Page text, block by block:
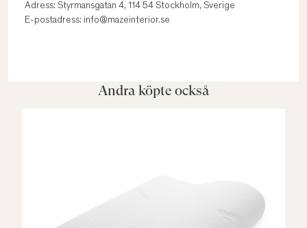
Adress: Styrmansgatan 4, 114 54 Stockholm, Sverige
E-postadress: info@mazeinterior.se
Andra köpte också